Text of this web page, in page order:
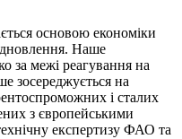
основою економіки
Наше
за межі реагування на
зосереджується на
і сталих
з європейськими
експертизу ФАО та